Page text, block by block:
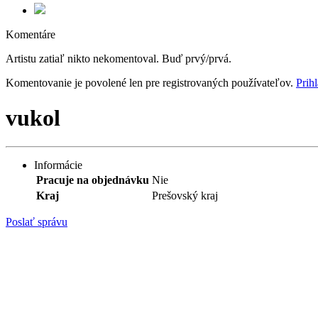
Komentáre
Artistu zatiaľ nikto nekomentoval. Buď prvý/prvá.
Komentovanie je povolené len pre registrovaných používateľov.
vukol
Informácie
Pracuje na objednávku Nie
Kraj
Prešovský kraj
Poslať správu